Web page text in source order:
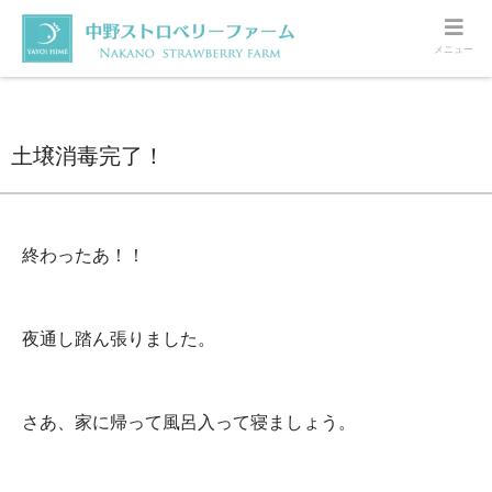
ホーム ハウスの様子 土壌消毒完了！
土壌消毒完了！
終わったあ！！
夜通し踏ん張りました。
さあ、家に帰って風呂入って寝ましょう。
メニュー